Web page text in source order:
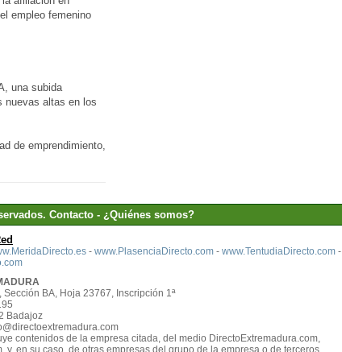
empleo femenino
una subida
nuevas altas en los
de emprendimiento,
Contacto - ¿Quiénes somos?
- www.PlasenciaDirecto.com- www.TentudiaDirecto.com-
BA, Hoja 23767, Inscripción 1ª
Badajoz
contenidos de la empresa citada, del medio DirectoExtremadura.com,
en su caso, de otras empresas del grupo de la empresa o de terceros.